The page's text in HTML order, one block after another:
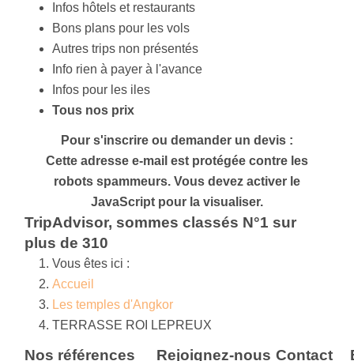
Infos hôtels et restaurants
Bons plans pour les vols
Autres trips non présentés
Info rien à payer à l'avance
Infos pour les iles
Tous nos prix
Pour s'inscrire ou demander un devis :
Cette adresse e-mail est protégée contre les
robots spammeurs. Vous devez activer le
JavaScript pour la visualiser.
TripAdvisor, sommes classés N°1 sur
plus de 310
Vous êtes ici :
Accueil
Les temples d'Angkor
TERRASSE ROI LEPREUX
Nos références Rejoignez-nous Contact